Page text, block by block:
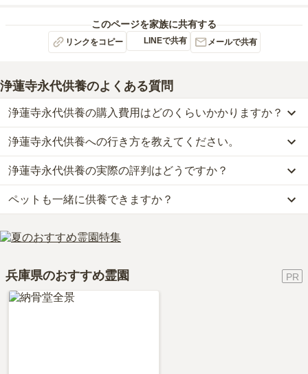
このページを家族に共有する
リンクをコピー LINEで共有 メールで共有
浄蓮寺永代供養のよくある質問
浄蓮寺永代供養の購入費用はどのくらいかかりますか？
浄蓮寺永代供養の現在の販売価格については現在調査中です。
お墓は、価格が高いものがよい、安いものが悪い、という訳ではあ
りません。大切なのは、ご家族が心から納得し、安心してお参りで
きる場所を選ぶことです。
浄蓮寺永代供養への行き方を教えてください。
公共交通機関の場合、山陽電鉄本線「林崎松江海岸駅」から徒歩5
分・神姫バスに乗車、「林神社前バス停」下車徒歩約4分です。
車の場合、第二神明道「路玉津インター」から車で約15分です。
詳しいルートや地図は、本ページの「地図・交通アクセス」欄をご
確認ください。
浄蓮寺永代供養の実際の評判はどうですか？
当サイトに寄せられた総合評価は、4点です。特に交通利便性、周
辺施設が高く評価されています。
利用者様からは「以前は近隣に花屋もあったが、現在はスーパー等
で購入する必要があります。最寄り駅との間にはラーメン店、軽食
といったお声をいただいております。
ペットも一緒に供養できますか？
はい、浄蓮寺永代供養はペット供養に対応しております。
大切な家族の一員であるペットも供養できるプランをご用意してお
兵庫県のおすすめ霊園